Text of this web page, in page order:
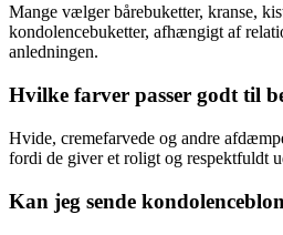
Mange vælger bårebuketter, kranse,
kondolencebuketter, afhængigt af
anledningen.
Hvilke farver passer godt til
Hvide, cremefarvede og andre
fordi de giver et roligt og respektfuldt
Kan jeg sende